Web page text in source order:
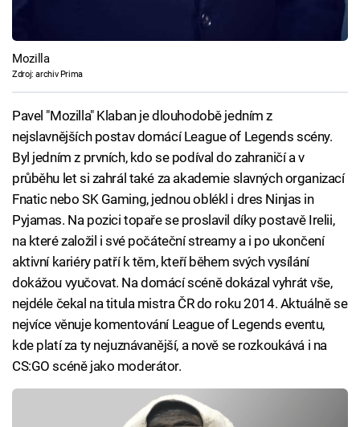
Mozilla
Zdroj: archiv Prima
Pavel "Mozilla" Klaban je dlouhodobě jedním z
nejslavnějších postav domácí League of Legends scény.
Byl jedním z prvních, kdo se podíval do zahraničí a v
průběhu let si zahrál také za akademie slavných organizací
Fnatic nebo SK Gaming, jednou oblékl i dres Ninjas in
Pyjamas. Na pozici topaře se proslavil díky postavě Irelii,
na které založil i své počáteční streamy a i po ukončení
aktivní kariéry patří k těm, kteří během svých vysílání
dokážou vyučovat. Na domácí scéně dokázal vyhrát vše,
nejdéle čekal na titula mistra ČR do roku 2014. Aktuálně se
nejvíce věnuje komentování League of Legends eventu,
kde platí za ty nejuznávanější, a nově se rozkoukává i na
CS:GO scéně jako moderátor.